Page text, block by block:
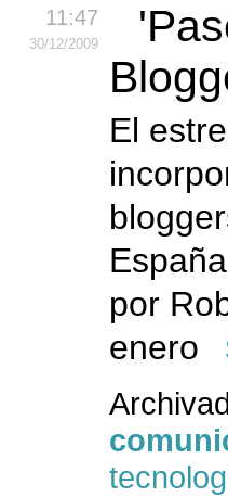
11:47
30/12/2009
El
por
enero